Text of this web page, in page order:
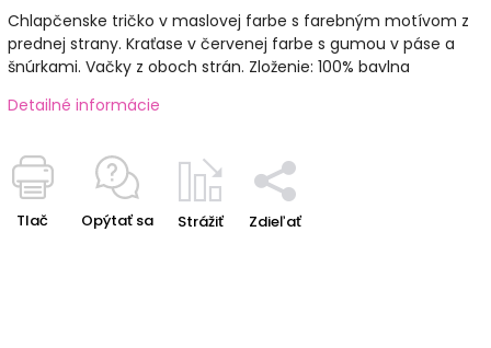
Chlapčenske tričko v maslovej farbe s farebným motívom z
prednej strany. Kraťase v červenej farbe s gumou v páse a
šnúrkami. Vačky z oboch strán. Zloženie: 100% bavlna
Detailné informácie
Tlač Opýtať sa Strážiť Zdieľať